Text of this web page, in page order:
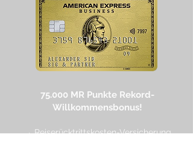
75.000 MR Punkte Rekord-
Willkommensbonus!
→ Reiserücktrittskosten-Versicherung